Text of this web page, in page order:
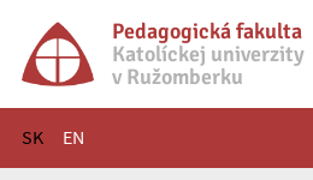
Pedagogická fakulta
Katolíckej univerzity
v Ružomberku
SK EN
Hlavné menu